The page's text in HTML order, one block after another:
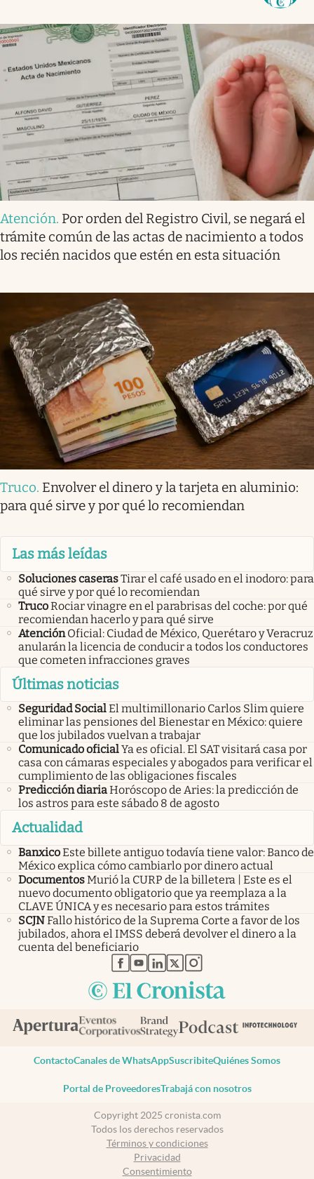
Atención. Por orden del Registro Civil, se negará el
trámite común de las actas de nacimiento a todos
los recién nacidos que estén en esta situación
Truco. Envolver el dinero y la tarjeta en aluminio:
para qué sirve y por qué lo recomiendan
Las más leídas
Soluciones caserasTirar el café usado en el inodoro: para
qué sirve y por qué lo recomiendan
TrucoRociar vinagre en el parabrisas del coche: por qué
recomiendan hacerlo y para qué sirve
Atención Oficial: Ciudad de México, Querétaro y Veracruz
anularán la licencia de conducir a todos los conductores
que cometen infracciones graves
Últimas noticias
Seguridad SocialEl multimillonario Carlos Slim quiere
eliminar las pensiones del Bienestar en México: quiere
que los jubilados vuelvan a trabajar
Comunicado oficialYa es oficial. El SAT visitará casa por
casa con cámaras especiales y abogados para verificar el
cumplimiento de las obligaciones fiscales
Predicción diariaHoróscopo de Aries: la predicción de
los astros para este sábado 8 de agosto
Actualidad
BanxicoEste billete antiguo todavía tiene valor: Banco de
México explica cómo cambiarlo por dinero actual
DocumentosMurió la CURP de la billetera | Este es el
nuevo documento obligatorio que ya reemplaza a la
CLAVE ÚNICA y es necesario para estos trámites
SCJNFallo histórico de la Suprema Corte a favor de los
jubilados, ahora el IMSS deberá devolver el dinero a la
cuenta del beneficiario
abre en nueva pestaña
abre en nueva pestaña
abre en nueva pestaña
abre en nueva pestaña
abre en nueva pestaña
ContactoCanales de WhatsAppSuscribiteQuiénes Somos
Portal de ProveedoresTrabajá con nosotros
Copyright 2025 cronista.com
Todos los derechos reservados
Términos y condiciones
Privacidad
Consentimiento